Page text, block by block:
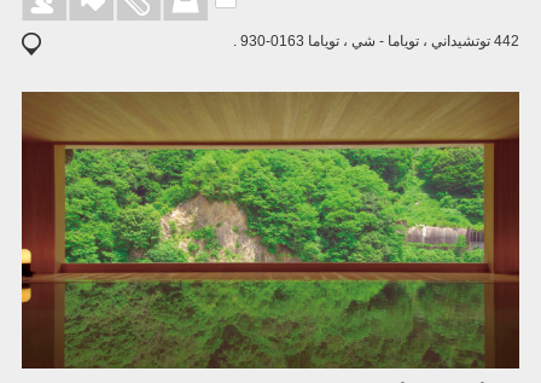
442 توتشيداني ، توياما - شي ، توياما 0163-930 .